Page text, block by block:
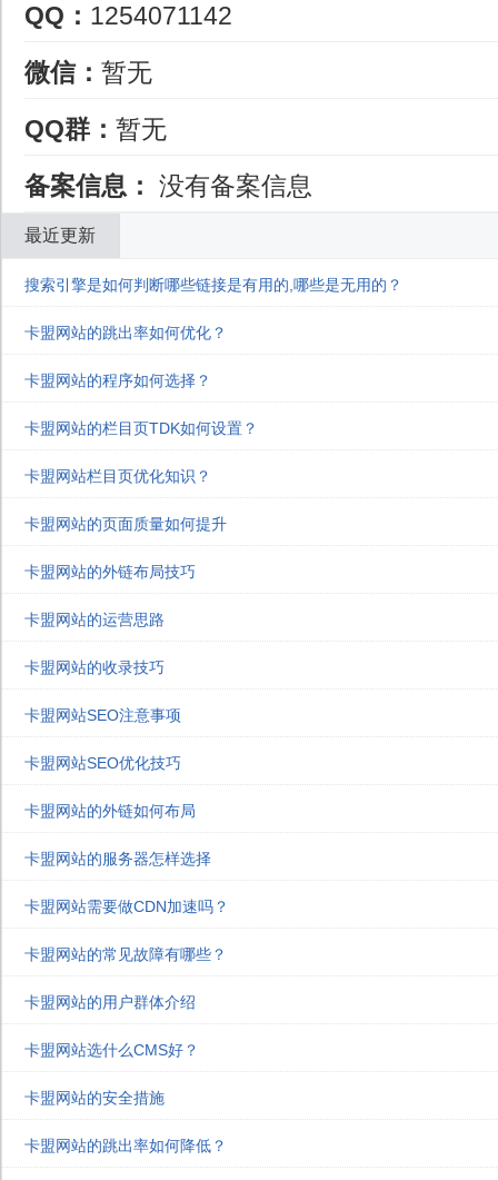
QQ： 1254071142
微信： 暂无
QQ群： 暂无
备案信息： 没有备案信息
最近更新
搜索引擎是如何判断哪些链接是有用的,哪些是无用的？
卡盟网站的跳出率如何优化？
卡盟网站的程序如何选择？
卡盟网站的栏目页TDK如何设置？
卡盟网站栏目页优化知识？
卡盟网站的页面质量如何提升
卡盟网站的外链布局技巧
卡盟网站的运营思路
卡盟网站的收录技巧
卡盟网站SEO注意事项
卡盟网站SEO优化技巧
卡盟网站的外链如何布局
卡盟网站的服务器怎样选择
卡盟网站需要做CDN加速吗？
卡盟网站的常见故障有哪些？
卡盟网站的用户群体介绍
卡盟网站选什么CMS好？
卡盟网站的安全措施
卡盟网站的跳出率如何降低？